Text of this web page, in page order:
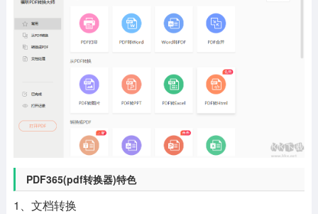
PDF365(pdf转换器)特色
1、文档转换